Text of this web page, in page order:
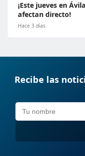
¡Este jueves en
afectan directo!
Hace 3 días
Recibe las